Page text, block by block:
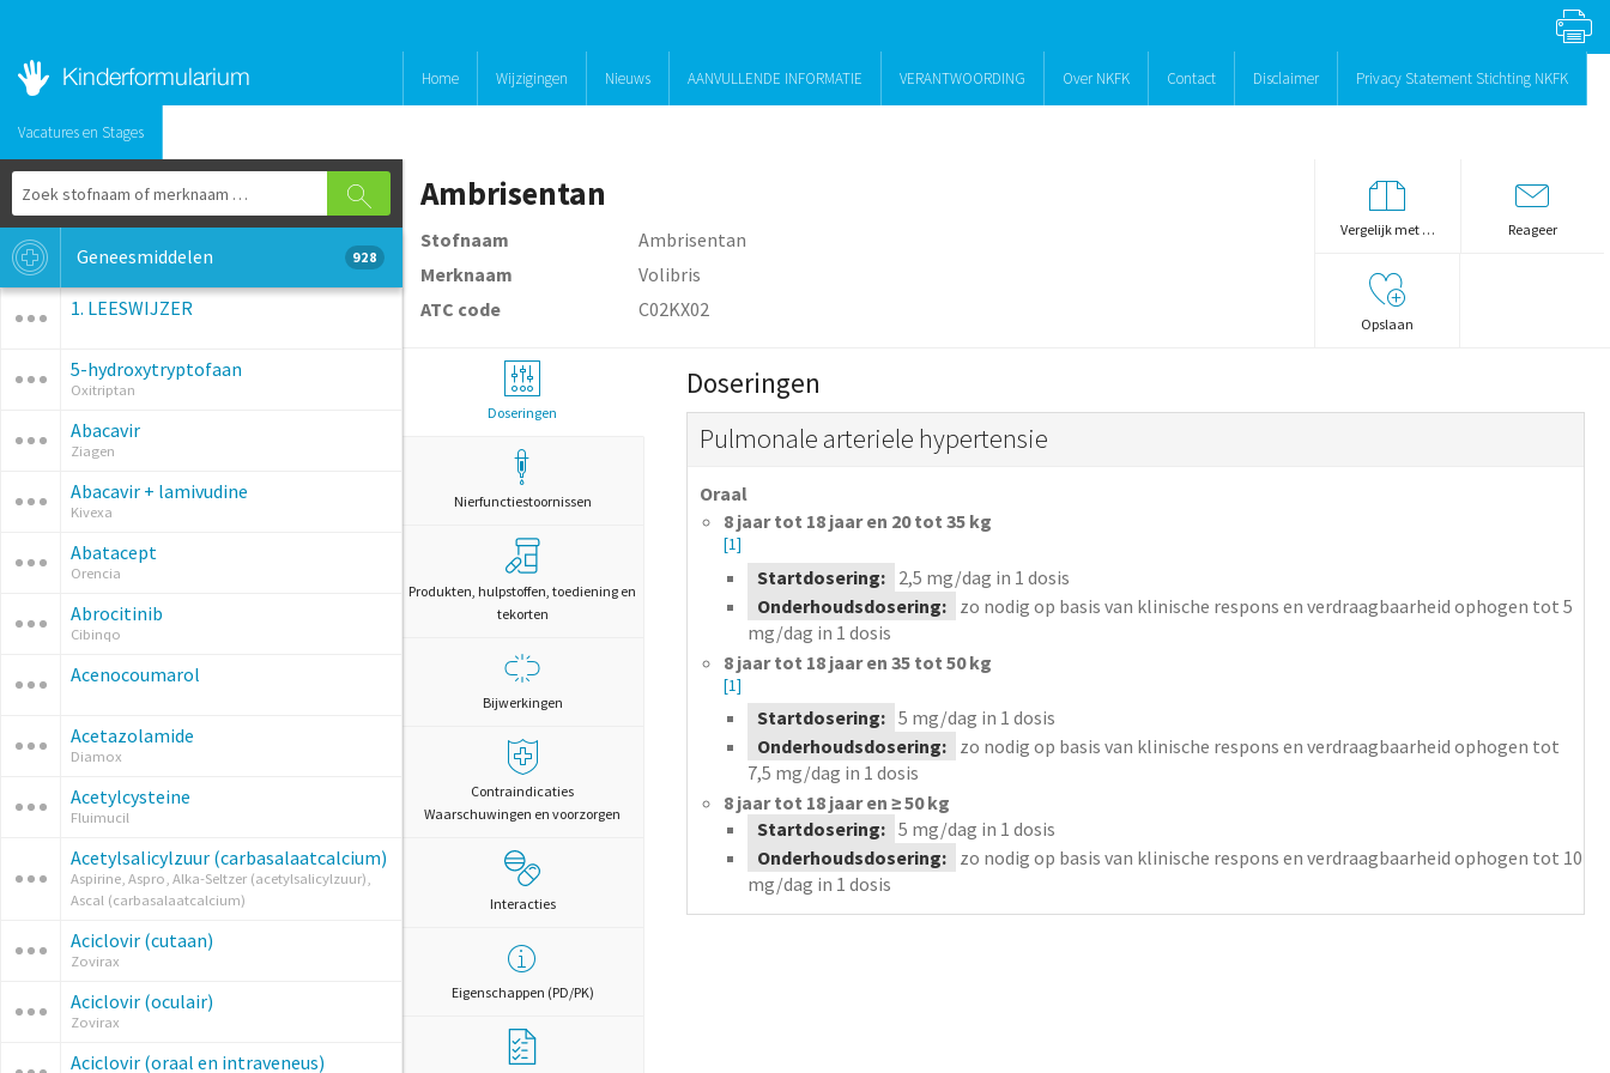
Home Wijzigingen Nieuws AANVULLENDE INFORMATIE VERANTWOORDING Over NKFK Contact Disclaimer Privacy Statement Stichting NKFK
Vacatures en Stages
Geneesmiddelen 928
1. LEESWIJZER
5-hydroxytryptofaan
Oxitriptan
Abacavir
Ziagen
Abacavir + lamivudine
Kivexa
Abatacept
Orencia
Abrocitinib
Cibinqo
Acenocoumarol
Acetazolamide
Diamox
Acetylcysteine
Fluimucil
Acetylsalicylzuur (carbasalaatcalcium)
Aspirine, Aspro, Alka-Seltzer (acetylsalicylzuur),
Ascal (carbasalaatcalcium)
Aciclovir (cutaan)
Zovirax
Aciclovir (oculair)
Zovirax
Aciclovir (oraal en intraveneus)
Ambrisentan
Stofnaam
Ambrisentan
Merknaam
Volibris
ATC code
C02KX02
Vergelijk met … Reageer
Opslaan
Doseringen
Nierfunctiestoornissen
Produkten, hulpstoffen, toediening en
tekorten
Bijwerkingen
Contraindicaties
Waarschuwingen en voorzorgen
Interacties
Eigenschappen (PD/PK)
Doseringen
Pulmonale arteriele hypertensie
Oraal
8 jaar tot 18 jaar en 20 tot 35 kg
[1]
Startdosering: 2,5 mg/dag in 1 dosis
Onderhoudsdosering:
zo nodig op basis van klinische respons en verdraagbaarheid ophogen tot 5
mg/dag in 1 dosis
8 jaar tot 18 jaar en 35 tot 50 kg
[1]
Startdosering: 5 mg/dag in 1 dosis
Onderhoudsdosering:
zo nodig op basis van klinische respons en verdraagbaarheid ophogen tot
7,5 mg/dag in 1 dosis
8 jaar tot 18 jaar en ≥ 50 kg
Startdosering: 5 mg/dag in 1 dosis
Onderhoudsdosering:
zo nodig op basis van klinische respons en verdraagbaarheid ophogen tot 10
mg/dag in 1 dosis